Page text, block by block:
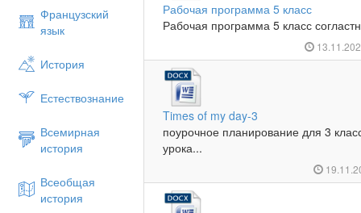
Французский
язык
История
Естествознание
Всемирная
история
Всеобщая
история
Рабочая программа 5 класс
Рабочая программа 5 класс
Times of my day-3
поурочное планирование для 3
урока...